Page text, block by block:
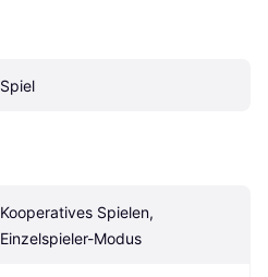
Spiel
Kooperatives Spielen,
Einzelspieler-Modus